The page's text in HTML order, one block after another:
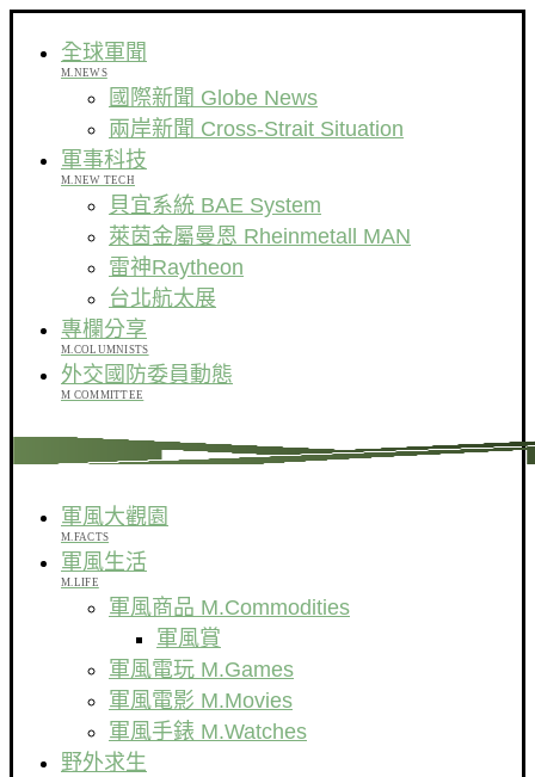
全球軍聞
M.NEWS
國際新聞 Globe News
兩岸新聞 Cross-Strait Situation
軍事科技
M.NEW TECH
貝宜系統 BAE System
萊茵金屬曼恩 Rheinmetall MAN
雷神Raytheon
台北航太展
專欄分享
M.COLUMNISTS
外交國防委員動態
M COMMITTEE
軍風大觀園
M.FACTS
軍風生活
M.LIFE
軍風商品 M.Commodities
軍風賞
軍風電玩 M.Games
軍風電影 M.Movies
軍風手錶 M.Watches
野外求生